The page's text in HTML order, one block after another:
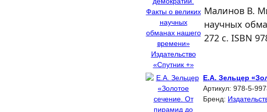
Малинов В.
научных
272 с. ISBN
Е.А. Зельцер
Артикул: 978-5-
Бренд: